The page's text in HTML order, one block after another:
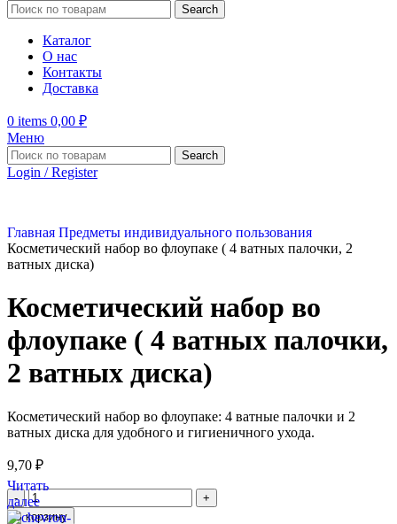
Search
Каталог
О нас
Контакты
Доставка
0 items 0,00 ₽
Меню
Search
Login / Register
Главная Предметы индивидуального пользования
Косметический набор во флоупаке ( 4 ватных палочки, 2
ватных диска)
Косметический набор во
флоупаке ( 4 ватных палочки,
2 ватных диска)
Косметический набор во флоупаке: 4 ватные палочки и 2
ватных диска для удобного и гигиеничного ухода.
9,70 ₽
В корзину
Читать
далее